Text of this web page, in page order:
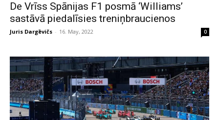
De Vrīss Spānijas F1 posmā ‘Williams’
sastāvā piedalīsies treniņbraucienos
Juris Dargēvičs - 16. May, 2022 0